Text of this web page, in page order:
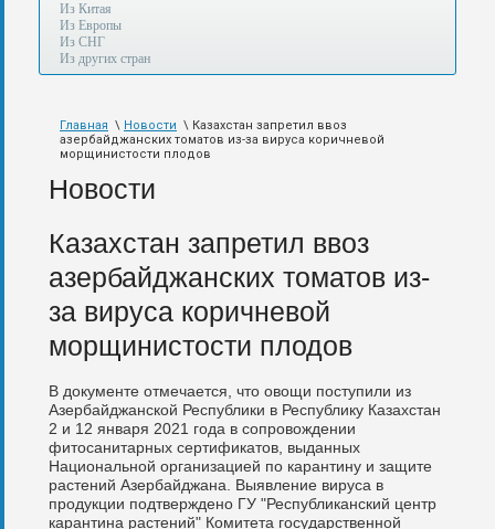
Внуково,
также
авиа,
дороге.
Из Китая
Из Европы
Из СНГ
Из других стран
Главная \ Новости \ Казахстан запретил ввоз
азербайджанских томатов из-за вируса коричневой
морщинистости плодов
Новости
Казахстан запретил ввоз
азербайджанских томатов из-
за вируса коричневой
морщинистости плодов
В документе отмечается, что овощи поступили из
Азербайджанской Республики в Республику Казахстан
2 и 12 января 2021 года в сопровождении
фитосанитарных сертификатов, выданных
Национальной организацией по карантину и защите
растений Азербайджана. Выявление вируса в
продукции подтверждено ГУ "Республиканский центр
карантина растений" Комитета государственной